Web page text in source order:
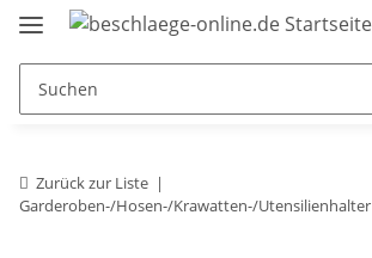
Zurück zur Liste
Garderoben-/Hosen-/Krawatten-/Utensilienhalter